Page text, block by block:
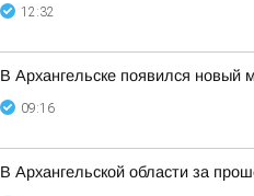
12:32
В Архангельске появился
09:16
В Архангельской области за